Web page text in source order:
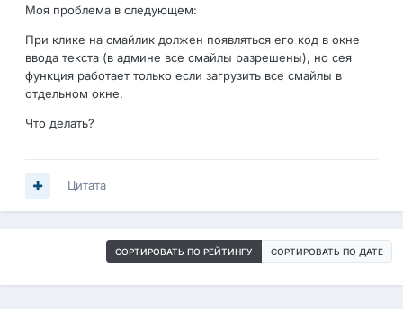
Моя проблема в следующем:
При клике на смайлик должен появляться его код в окне
ввода текста (в админе все смайлы разрешены), но сея
функция работает только если загрузить все смайлы в
отдельном окне.
Что делать?
Цитата
СОРТИРОВАТЬ ПО РЕЙТИНГУ СОРТИРОВАТЬ ПО ДАТЕ